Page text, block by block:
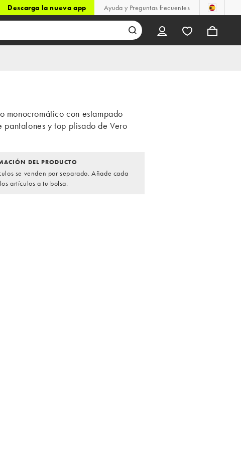
Descarga la nueva app Ayuda y Preguntas frecuentes
monocromático con estampado
pantalones y top plisado de Vero
DEL PRODUCTO
se venden por separado. Añade cada
artículos a tu bolsa.